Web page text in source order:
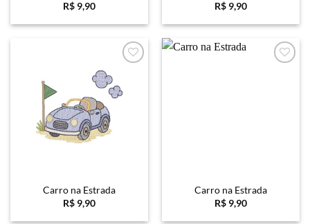
R$ 9,90
R$ 9,90
Carro na Estrada
R$ 9,90
Carro na Estrada
R$ 9,90